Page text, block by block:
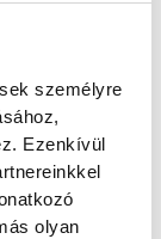
személyre
Ezenkívül
olyan
a